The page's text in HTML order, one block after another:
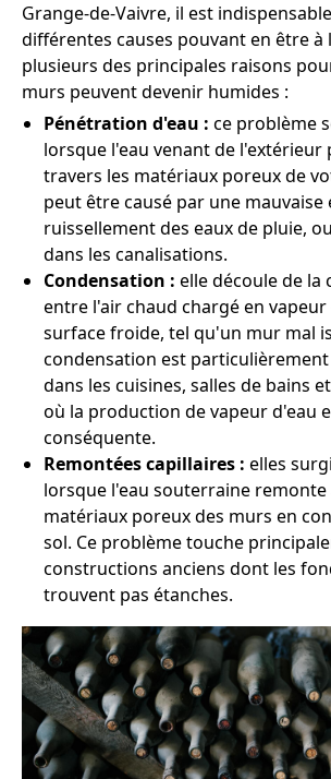
Grange-de-Vaivre, il est
différentes causes pouvant en être à
plusieurs des principales raisons
murs peuvent devenir humides :
Pénétration d'eau : ce problème
lorsque l'eau venant de l'extérieur
travers les matériaux poreux de
peut être causé par une mauvaise
ruissellement des eaux de pluie,
dans les canalisations.
Condensation : elle découle de
entre l'air chaud chargé en
surface froide, tel qu'un mur mal
condensation est
dans les cuisines, salles de bains
où la production de vapeur d'eau
conséquente.
Remontées capillaires : elles
lorsque l'eau souterraine remonte
matériaux poreux des murs en
sol. Ce problème touche
constructions anciens dont les
trouvent pas étanches.